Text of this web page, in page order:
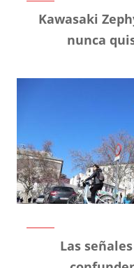
Kawasaki
nunca
Las